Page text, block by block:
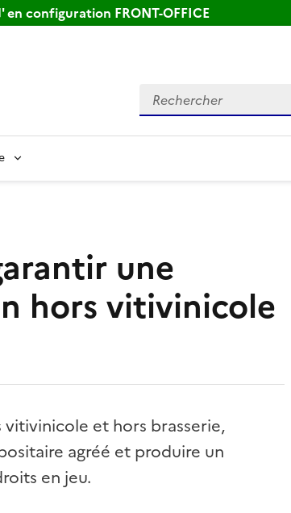
configuration FRONT-OFFICE
Rechercher
une
hors vitivinicole
et hors brasserie,
agréé et produire un
en jeu.